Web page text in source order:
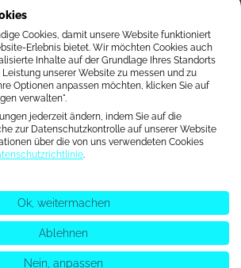
Cookies, damit unsere Website funktioniert
Erlebnis bietet. Wir möchten Cookies auch
Inhalte auf der Grundlage Ihres Standorts
unserer Website zu messen und zu
Optionen anpassen möchten, klicken Sie auf
verwalten".
jederzeit ändern, indem Sie auf die
zur Datenschutzkontrolle auf unserer Website
über die von uns verwendeten Cookies
.
Ok, weitermachen
Ablehnen
Nein, anpassen